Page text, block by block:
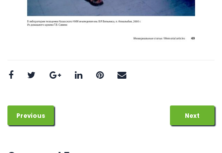
Previous Next